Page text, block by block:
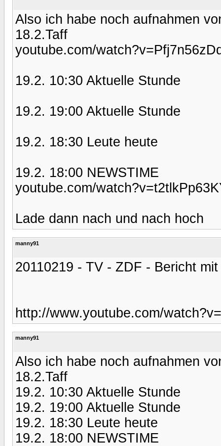
Also ich habe noch aufnahmen
18.2.Taff
youtube.com/
19.2. 10:30 Aktuelle Stunde
19.2. 19:00 Aktuelle Stunde
19.2. 18:30 Leute heute
19.2. 18:00 NEWSTIME
youtube.com/
Lade dann nach und nach hoch
manny91
20110219 - TV - ZDF - Bericht
http://www.youtube.com/
manny91
Also ich habe noch aufnahmen
18.2.Taff
19.2. 10:30 Aktuelle Stunde
19.2. 19:00 Aktuelle Stunde
19.2. 18:30 Leute heute
19.2. 18:00 NEWSTIME